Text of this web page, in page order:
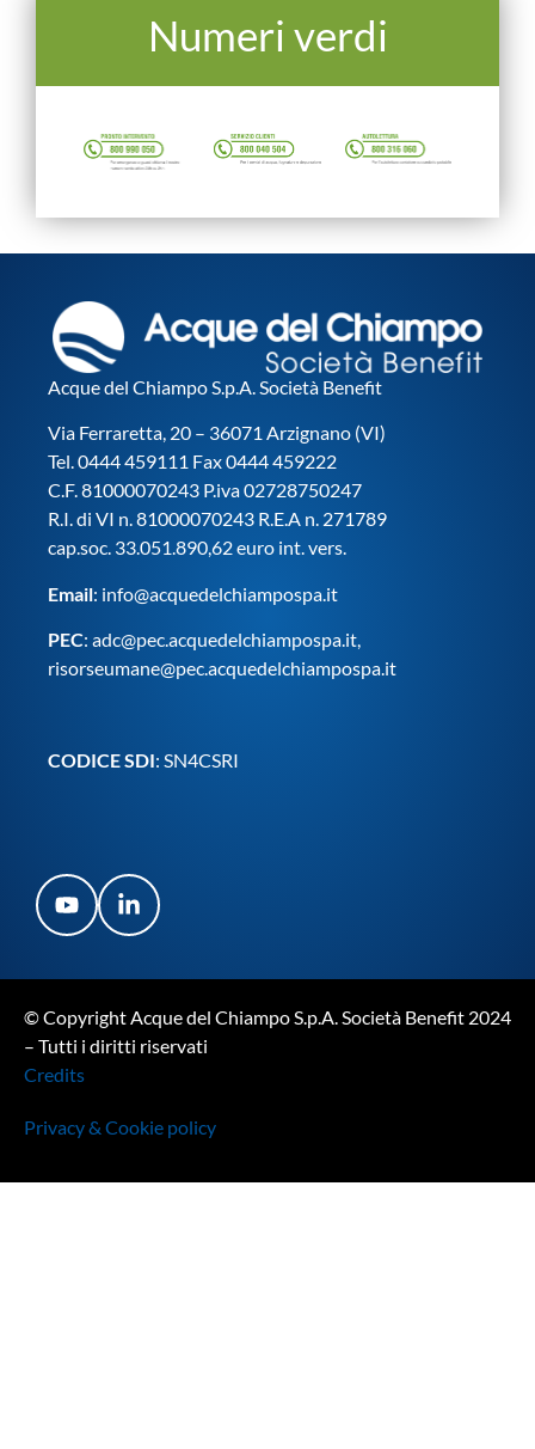
Numeri verdi
Acque del Chiampo S.p.A. Società Benefit
Via Ferraretta, 20 – 36071 Arzignano (VI)
Tel. 0444 459111 Fax 0444 459222
C.F. 81000070243 P.iva 02728750247
R.I. di VI n. 81000070243 R.E.A n. 271789
cap.soc. 33.051.890,62 euro int. vers.
Email: info@acquedelchiampospa.it
PEC: adc@pec.acquedelchiampospa.it,
risorseumane@pec.acquedelchiampospa.it
CODICE SDI: SN4CSRI
© Copyright Acque del Chiampo S.p.A. Società Benefit 2024
– Tutti i diritti riservati
Credits
Privacy & Cookie policy